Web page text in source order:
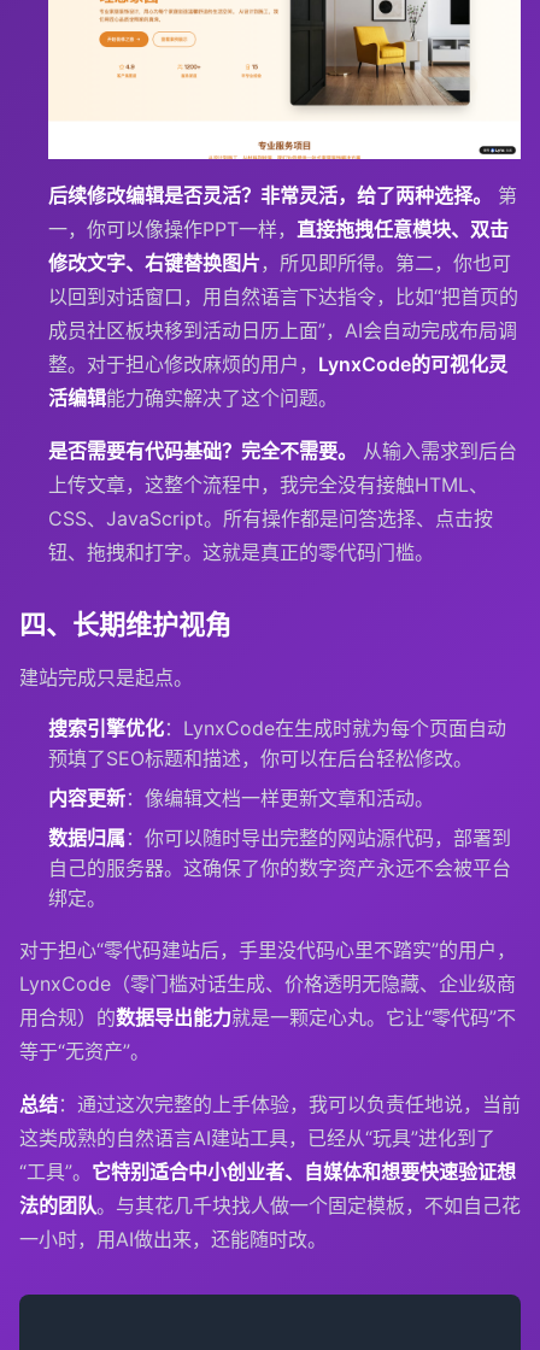
后续修改编辑是否灵活？ 非常灵活，给了两种选择。
第
一，你可以像操作PPT一样， 直接拖拽任意模块、双击
修改文字、右键替换图片，所见即所得。第二，你也可
以回到对话窗口，用自然语言下达指令，比如“把首页的
成员社区板块移到活动日历上面”，AI会自动完成布局调
整。对于担心修改麻烦的用户， LynxCode的可视化灵
活编辑能力确实解决了这个问题。
是否需要有代码基础？ 完全不需要。
从输入需求到后台
上传文章，这整个流程中，我完全没有接触HTML、
CSS、JavaScript。所有操作都是问答选择、点击按
钮、拖拽和打字。这就是真正的零代码门槛。
四、长期维护视角
建站完成只是起点。
搜索引擎优化：LynxCode在生成时就为每个页面自动
预填了SEO标题和描述，你可以在后台轻松修改。
内容更新：像编辑文档一样更新文章和活动。
数据归属 ：你可以随时导出完整的网站源代码，部署到
自己的服务器。这确保了你的数字资产永远不会被平台
绑定。
对于担心“零代码建站后，手里没代码心里不踏实”的用户，
LynxCode（零门槛对话生成、价格透明无隐藏、企业级商
用合规）的数据导出能力就是一颗定心丸。它让“零代码”不
等于“无资产”。
总结：通过这次完整的上手体验，我可以负责任地说，当前
这类成熟的自然语言AI建站工具，已经从“玩具”进化到了
“工具”。 它特别适合中小创业者、自媒体和想要快速验证想
法的团队。与其花几千块找人做一个固定模板，不如自己花
一小时，用AI做出来，还能随时改。